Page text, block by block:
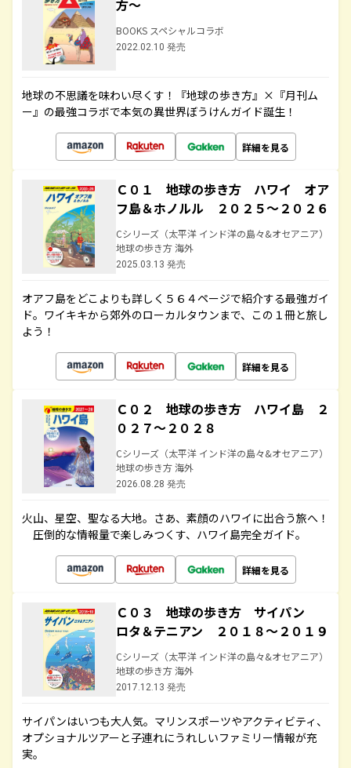
方～
BOOKS スペシャルコラボ
2022.02.10 発売
地球の不思議を味わい尽くす！『地球の歩き方』×『月刊ム
ー』の最強コラボで本気の異世界ぼうけんガイド誕生！
詳細を見る
Ｃ０１ 地球の歩き方 ハワイ オア
フ島＆ホノルル ２０２５～２０２６
Cシリーズ（太平洋 インド洋の島々&オセアニア）
地球の歩き方 海外
2025.03.13 発売
オアフ島をどこよりも詳しく５６４ページで紹介する最強ガイ
ド。ワイキキから郊外のローカルタウンまで、この１冊と旅し
よう！
詳細を見る
Ｃ０２ 地球の歩き方 ハワイ島 ２
０２７～２０２８
Cシリーズ（太平洋 インド洋の島々&オセアニア）
地球の歩き方 海外
2026.08.28 発売
火山、星空、聖なる大地――。さあ、素顔のハワイに出合う旅へ！
圧倒的な情報量で楽しみつくす、ハワイ島完全ガイド。
詳細を見る
Ｃ０３ 地球の歩き方 サイパン
ロタ＆テニアン ２０１８～２０１９
Cシリーズ（太平洋 インド洋の島々&オセアニア）
地球の歩き方 海外
2017.12.13 発売
サイパンはいつも大人気。マリンスポーツやアクティビティ、
オプショナルツアーと子連れにうれしいファミリー情報が充
実。